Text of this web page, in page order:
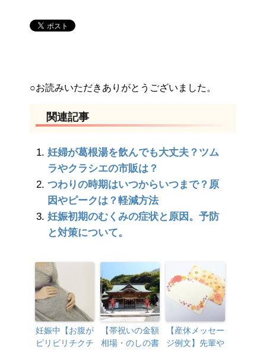
○お読みいただきありがとうございました。
関連記事
妊婦が葛根湯を飲んでも大丈夫？ツム
ラやクラシエの市販は？
つわりの時期はいつからいつまで？原
因やピークは？軽減方法
妊娠初期のむくみの症状と原因。予防
と対策について。
妊娠中【お腹が
ピリピリチクチ
【帯祝いの金額
相場・のしの書
【産休メッセー
ジ例文】先輩や